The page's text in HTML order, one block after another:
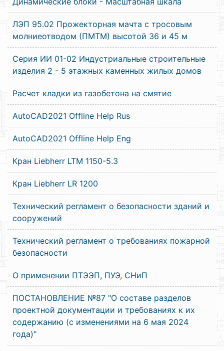
ЛЭП 95.02 Прожекторная мачта с тросовым
молниеотводом (ПМТМ) высотой 36 и 45 м
Серия ИИ 01-02 Индустриальные строительные
изделия 2 - 5 этажных каменных жилых домов
Расчет кладки из газобетона на смятие
AutoCAD2021 Offline Help Rus
AutoCAD2021 Offline Help Eng
Кран Liebherr LTM 1150-5.3
Кран Liebherr LR 1200
Технический регламент о безопасности зданий и
сооружений
Технический регламент о требованиях пожарной
безопасности
О применении ПТЭЭП, ПУЭ, СНиП
ПОСТАНОВЛЕНИЕ №87 "О составе разделов
проектной документации и требованиях к их
содержанию (с изменениями на 6 мая 2024
года)"